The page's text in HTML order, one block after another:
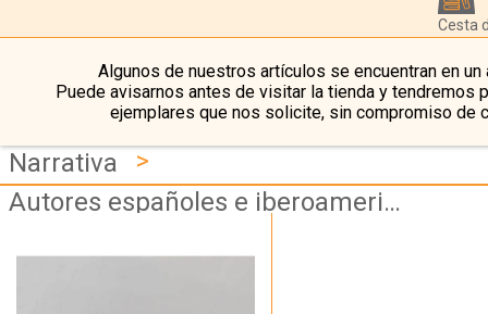
Cesta
Algunos de nuestros artículos se encuentran en un
Puede avisarnos antes de visitar la tienda y tendremos
ejemplares que nos solicite, sin compromiso de
Narrativa
>
Autores españoles e iberoamericanos